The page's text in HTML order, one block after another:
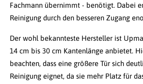
Fachmann übernimmt - benötigt. Dabei
Reinigung durch den besseren Zugang
Der wohl bekannteste Hersteller ist
14 cm bis 30 cm Kantenlänge anbietet.
beachten, dass eine größere Tür sich
Reinigung eignet, da sie mehr Platz für